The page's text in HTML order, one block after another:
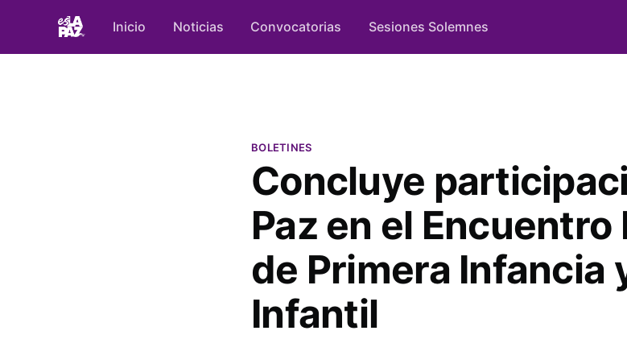
Inicio Noticias Convocatorias Sesiones Solemnes
BOLETINES
Concluye
Paz en el Encuentro
de Primera Infancia
Infantil